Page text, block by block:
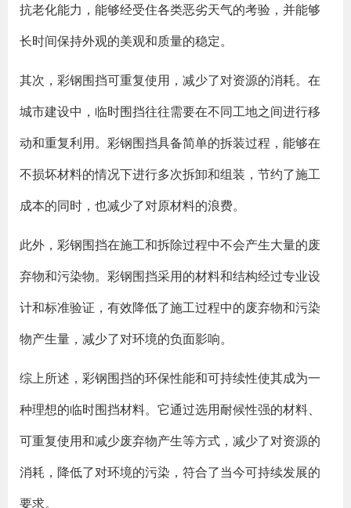
抗老化能力，能够经受住各类恶劣天气的考验，并能够
长时间保持外观的美观和质量的稳定。
其次，彩钢围挡可重复使用，减少了对资源的消耗。在
城市建设中，临时围挡往往需要在不同工地之间进行移
动和重复利用。彩钢围挡具备简单的拆装过程，能够在
不损坏材料的情况下进行多次拆卸和组装，节约了施工
成本的同时，也减少了对原材料的浪费。
此外，彩钢围挡在施工和拆除过程中不会产生大量的废
弃物和污染物。彩钢围挡采用的材料和结构经过专业设
计和标准验证，有效降低了施工过程中的废弃物和污染
物产生量，减少了对环境的负面影响。
综上所述，彩钢围挡的环保性能和可持续性使其成为一
种理想的临时围挡材料。它通过选用耐候性强的材料、
可重复使用和减少废弃物产生等方式，减少了对资源的
消耗，降低了对环境的污染，符合了当今可持续发展的
要求。